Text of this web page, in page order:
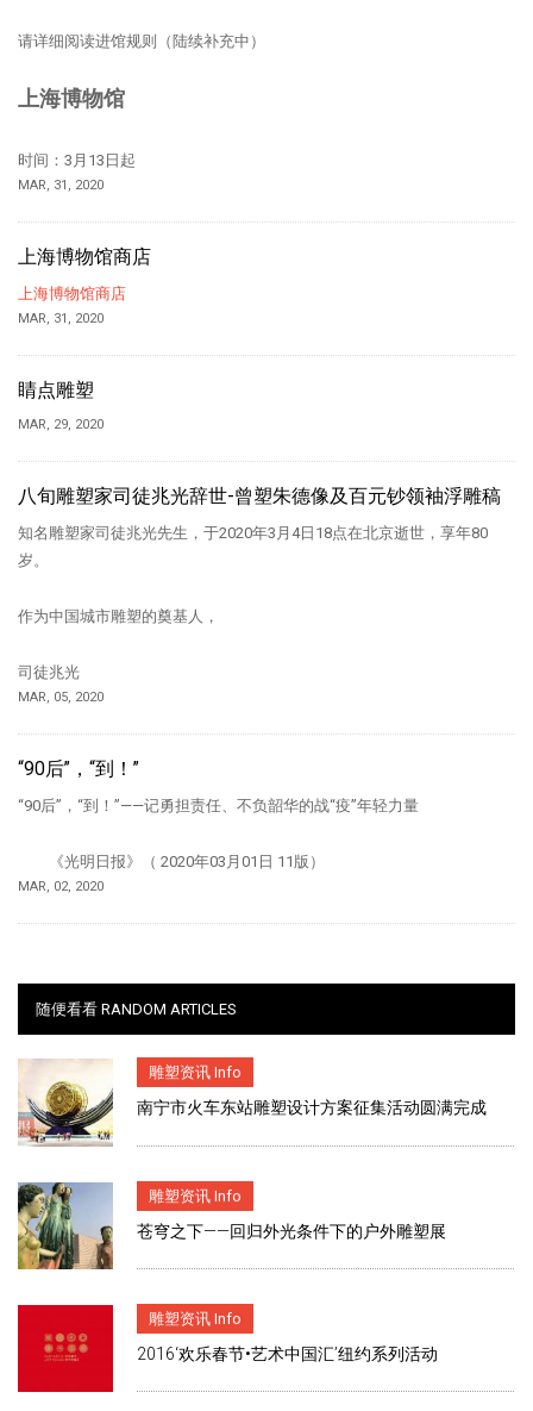
请详细阅读进馆规则（陆续补充中）
上海博物馆
时间：3月13日起
MAR, 31, 2020
上海博物馆商店
上海博物馆商店
MAR, 31, 2020
睛点雕塑
MAR, 29, 2020
八旬雕塑家司徒兆光辞世-曾塑朱德像及百元钞领袖浮雕稿
知名雕塑家司徒兆光先生，于2020年3月4日18点在北京逝世，享年80
岁。
作为中国城市雕塑的奠基人，
司徒兆光
MAR, 05, 2020
“90后”，“到！”
“90后”，“到！”——记勇担责任、不负韶华的战“疫”年轻力量
《光明日报》（ 2020年03月01日 11版）
MAR, 02, 2020
随便看看 RANDOM ARTICLES
雕塑资讯 Info
南宁市火车东站雕塑设计方案征集活动圆满完成
雕塑资讯 Info
苍穹之下——回归外光条件下的户外雕塑展
雕塑资讯 Info
2016‘欢乐春节•艺术中国汇’纽约系列活动